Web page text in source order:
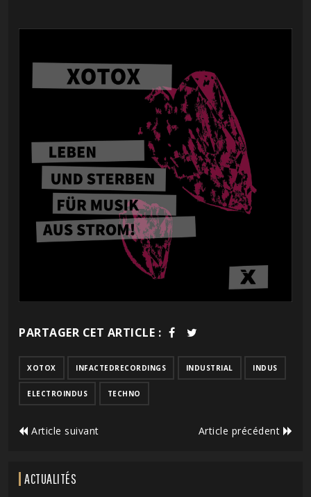
PARTAGER CET ARTICLE :
XOTOX INFACTEDRECORDINGS INDUSTRIAL INDUS
ELECTROINDUS TECHNO
Article suivant Article précédent
ACTUALITÉS